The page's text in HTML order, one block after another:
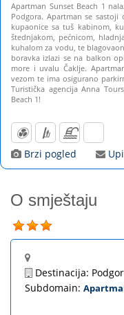
Apartman Sunset Beach 1
Podgora. Apartman se
kupaonice sa tuš kabinom,
štednjakom, pećnicom,
kuhalom za vodu, te
boravka izlazi se na balkon
more i uvalu Čaklje.
vezom te ima osigurano
Turistička agencija Anna
Beach 1!
Brzi pogled
O smještaju
Destinacija:
Subdomain: